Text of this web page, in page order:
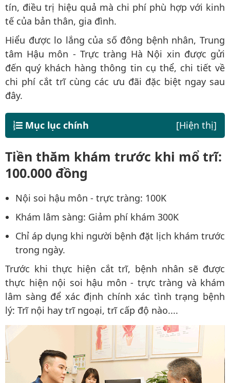
tín, điều trị hiệu quả mà chi phí phù hợp với kinh
tế của bản thân, gia đình.
Hiểu được lo lắng của số đông bệnh nhân, Trung
tâm Hậu môn - Trực tràng Hà Nội xin được gửi
đến quý khách hàng thông tin cụ thể, chi tiết về
chi phí cắt trĩ cùng các ưu đãi đặc biệt ngay sau
đây.
Mục lục chính [Hiện thị]
Tiền thăm khám trước khi mổ trĩ:
100.000 đồng
Nội soi hậu môn - trực tràng: 100K
Khám lâm sàng: Giảm phí khám 300K
Chỉ áp dụng khi người bệnh đặt lịch khám trước
trong ngày.
Trước khi thực hiện cắt trĩ, bệnh nhân sẽ được
thực hiện nội soi hậu môn - trực tràng và khám
lâm sàng để xác định chính xác tình trạng bệnh
lý: Trĩ nội hay trĩ ngoại, trĩ cấp độ nào....